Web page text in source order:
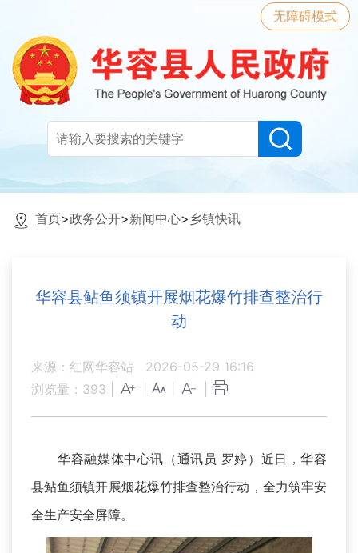
无障碍模式
首页>政务公开>新闻中心> 乡镇快讯
华容县鲇鱼须镇开展烟花爆竹排查整治行
动
来源：红网华容站
2026-05-29 16:16
浏览量： 393
华容融媒体中心讯（通讯员 罗婷）近日，华容
县鲇鱼须镇开展烟花爆竹排查整治行动，全力筑牢安
全生产安全屏障。